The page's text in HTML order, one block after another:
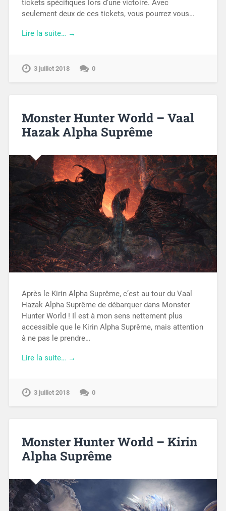
tickets spécifiques lors d’une victoire. Avec
seulement deux de ces tickets, vous pourrez vous…
Lire la suite… →
3 juillet 2018 0
Monster Hunter World – Vaal
Hazak Alpha Suprême
Après le Kirin Alpha Suprême, c’est au tour du Vaal
Hazak Alpha Suprême de débarquer dans Monster
Hunter World ! Il est à mon sens nettement plus
accessible que le Kirin Alpha Suprême, mais attention
à ne pas le prendre…
Lire la suite… →
3 juillet 2018 0
Monster Hunter World – Kirin
Alpha Suprême